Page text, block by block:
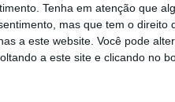
Tenha em atenção que
mas que tem o
a este website. Você pode
a este site e clicando no
geração de energia
o importante
de cerca de 24 GW